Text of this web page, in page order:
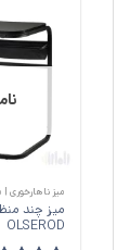
میز ناهارخوری
میز چند
OLSEROD